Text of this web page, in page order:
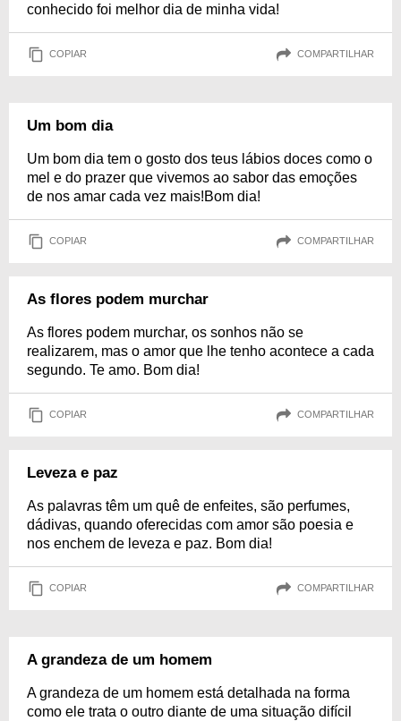
conhecido foi melhor dia de minha vida!
COPIAR COMPARTILHAR
Um bom dia
Um bom dia tem o gosto dos teus lábios doces como o
mel e do prazer que vivemos ao sabor das emoções
de nos amar cada vez mais!Bom dia!
COPIAR COMPARTILHAR
As flores podem murchar
As flores podem murchar, os sonhos não se
realizarem, mas o amor que lhe tenho acontece a cada
segundo. Te amo. Bom dia!
COPIAR COMPARTILHAR
Leveza e paz
As palavras têm um quê de enfeites, são perfumes,
dádivas, quando oferecidas com amor são poesia e
nos enchem de leveza e paz. Bom dia!
COPIAR COMPARTILHAR
A grandeza de um homem
A grandeza de um homem está detalhada na forma
como ele trata o outro diante de uma situação difícil